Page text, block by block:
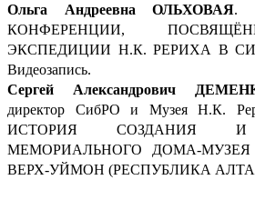
Ольга Андреевна ОЛЬХОВАЯ.
КОНФЕРЕНЦИИ,
ЭКСПЕДИЦИИ Н.К. РЕРИХА В
Видеозапись.
Сергей Александрович ДЕМ
директор СибРО и Музея Н.К.
ИСТОРИЯ СОЗДАНИЯ И
МЕМОРИАЛЬНОГО ДОМА-
ВЕРХ-УЙМОН (РЕСПУБЛИКА